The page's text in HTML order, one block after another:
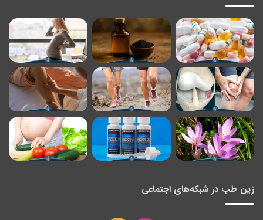
ژین طب در شبکه‌های اجتماعی